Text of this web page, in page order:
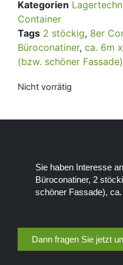
Kategorien
Container
Tags 2 stöckig, 8er
Büroconatiner, ca. 6m
(bzw. schöner Fassade)
Nicht vorrätig
Sie haben Interesse
Büroconatiner, 2
schöner Fassade),
Dann fragen Sie jetzt